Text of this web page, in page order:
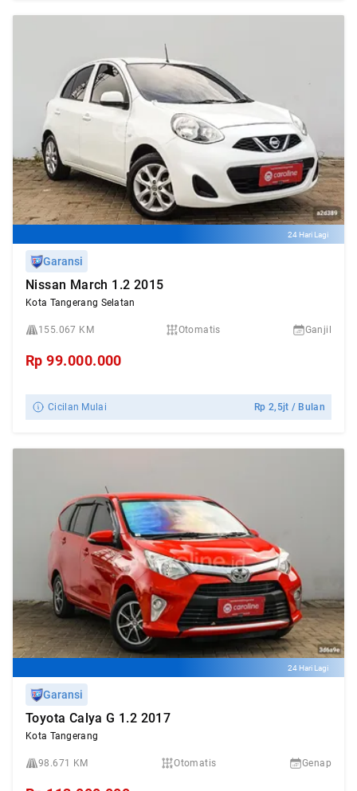
24 Hari Lagi
Garansi
Nissan March 1.2 2015
Kota Tangerang Selatan
155.067 KM Otomatis Ganjil
Rp99.000.000
Cicilan Mulai Rp2,5jt / Bulan
24 Hari Lagi
Garansi
Toyota Calya G 1.2 2017
Kota Tangerang
98.671 KM Otomatis Genap